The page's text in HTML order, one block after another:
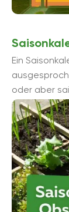
Ein
oder aber
und damit